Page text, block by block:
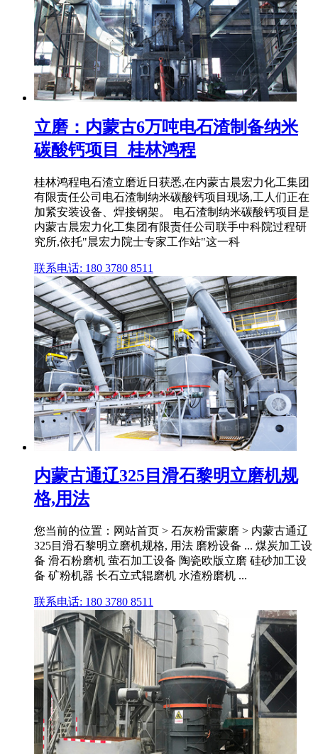
立磨：内蒙古6万吨电石渣制备纳米
碳酸钙项目_桂林鸿程
桂林鸿程电石渣立磨近日获悉,在内蒙古晨宏力化工集团
有限责任公司电石渣制纳米碳酸钙项目现场,工人们正在
加紧安装设备、焊接钢架。 电石渣制纳米碳酸钙项目是
内蒙古晨宏力化工集团有限责任公司联手中科院过程研
究所,依托"晨宏力院士专家工作站"这一科
联系电话: 180 3780 8511
内蒙古通辽325目滑石黎明立磨机规
格,用法
您当前的位置：网站首页 > 石灰粉雷蒙磨 > 内蒙古通辽
325目滑石黎明立磨机规格, 用法 磨粉设备 ... 煤炭加工设
备 滑石粉磨机 萤石加工设备 陶瓷欧版立磨 硅砂加工设
备 矿粉机器 长石立式辊磨机 水渣粉磨机 ...
联系电话: 180 3780 8511